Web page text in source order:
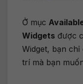
Ở mục
Widgets được
Widget, bạn
trí mà bạn